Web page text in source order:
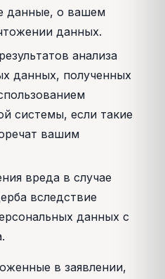
данные, о вашем
данных.
анализа
данных, полученных
системы, если такие
вашим
вреда в случае
вследствие
данных с
в заявлении,